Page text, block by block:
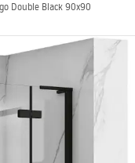
Double Black 90x90